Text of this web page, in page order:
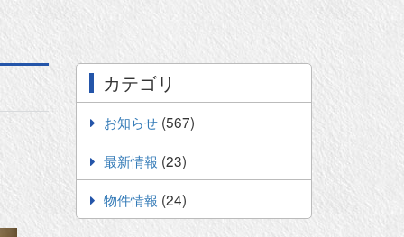
カテゴリ
お知らせ(567)
最新情報 (23)
物件情報 (24)